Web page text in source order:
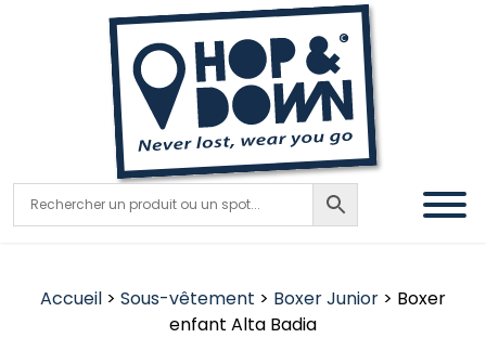
Accueil > Sous-vêtement > Boxer Junior > Boxer
enfant Alta Badia